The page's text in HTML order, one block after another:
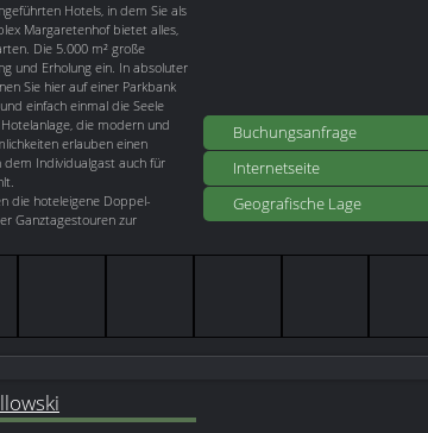
Buchungsanfrage
Internetseite
Geografische Lage
Hotels, in dem Sie als
Margaretenhof bietet alles,
Die 5.000 m² große
und Erholung ein. In absoluter
Sie hier auf einer Parkbank
einfach einmal die Seele
die modern und
erlauben einen
Individualgast auch für
die hoteleigene Doppel-
Ganztagestouren zur